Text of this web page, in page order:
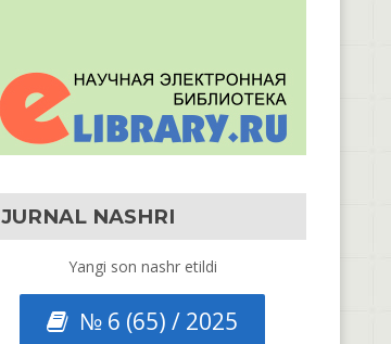
JURNAL NASHRI
Yangi son nashr etildi
№ 6 (65) / 2025